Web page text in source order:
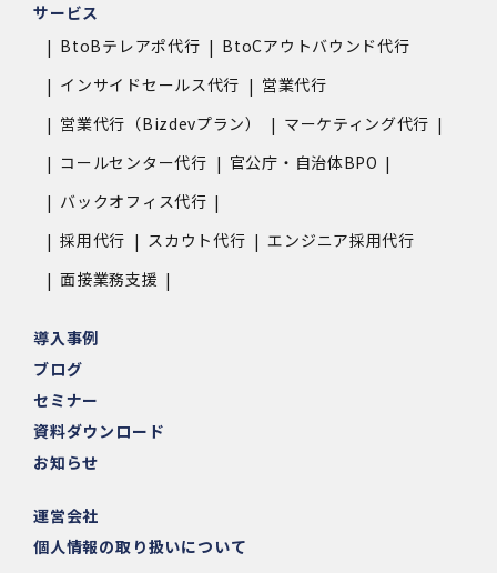
サービス
BtoBテレアポ代行
BtoCアウトバウンド代行
インサイドセールス代行
営業代行
営業代行（Bizdevプラン）
マーケティング代行
コールセンター代行
官公庁・自治体BPO
バックオフィス代行
採用代行
スカウト代行
エンジニア採用代行
面接業務支援
導入事例
ブログ
セミナー
資料ダウンロード
お知らせ
運営会社
個人情報の取り扱いについて